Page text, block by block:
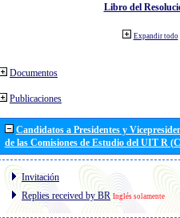
Libro del
Expandir todo
Documentos
Publicaciones
Candidatos a Presidentes y
de las Comisiones de Estudio del UIT R
Invitación
Replies received by BR Inglés solamente